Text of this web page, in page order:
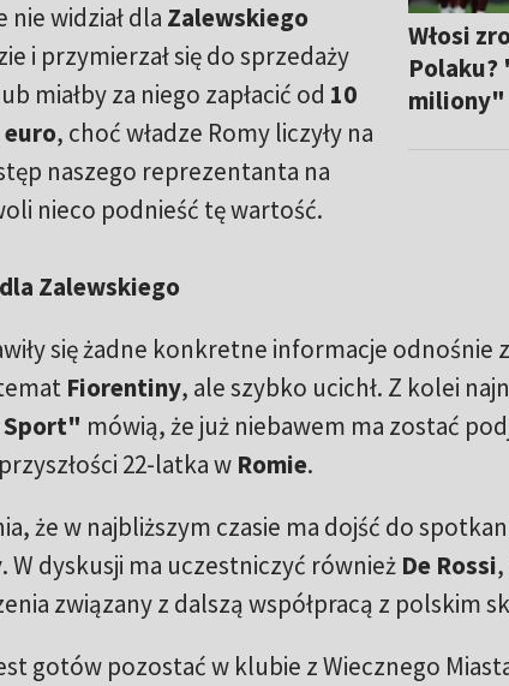
Włosi
Polaku?
miliony"
nie widział dla Zalewskiego
i przymierzał się do sprzedaży
miałby za niego zapłacić od 10
, choć władze Romy liczyły na
naszego reprezentanta na
nieco podnieść tę wartość.
Zalewskiego
się żadne konkretne informacje odnośnie
Fiorentiny, ale szybko ucichł. Z kolei
Sport" mówią, że już niebawem ma zostać
22-latka w Romie.
że w najbliższym czasie ma dojść do
. W dyskusji ma uczestniczyć również De Rossi
związany z dalszą współpracą z polskim
gotów pozostać w klubie z Wiecznego